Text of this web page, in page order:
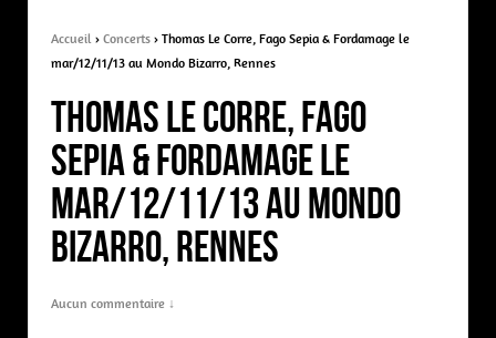
Accueil › Concerts › Thomas Le Corre, Fago Sepia & Fordamage le
mar/12/11/13 au Mondo Bizarro, Rennes
Thomas Le Corre, Fago
Sepia & Fordamage le
mar/12/11/13 au Mondo
Bizarro, Rennes
Aucun commentaire ↓